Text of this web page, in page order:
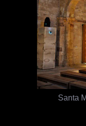
Santa